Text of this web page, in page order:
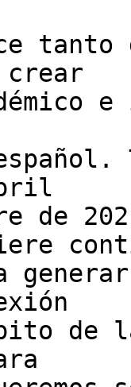
crear
de